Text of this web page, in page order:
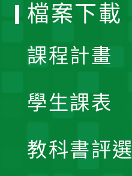
檔案下載
課程計畫
學生課表
教科書評選